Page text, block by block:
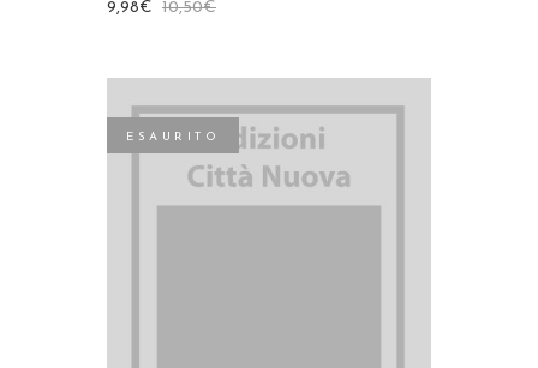
10,50€
9,98€
ESAURITO